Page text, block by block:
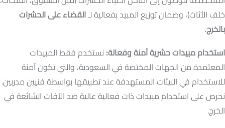
خلف الأثاث)، وضمان توزيع المبيد بفعالية لـالقضاء على الحشرات
بالخرج.
استخدام مبيدات حشرية آمنة وفعالة: نستخدم فقط المبيدات
المعتمدة من الجهات المختصة في السعودية، والتي تكون آمنة
للاستخدام في البيئات المستهدفة عند تطبيقها بواسطة فنيين مدربين.
نحرص على استخدام مبيدات ذات فعالية عالية ضد الآفات الشائعة في
الخرج.